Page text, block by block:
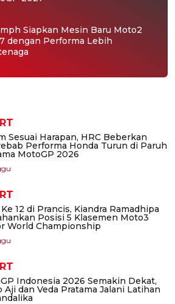
Siapkan Mesin Baru Moto2
dengan Performa Lebih
Sesuai Harapan, HRC Beberkan
Performa Honda Turun di Paruh
MotoGP 2026
12 di Prancis, Kiandra Ramadhipa
Posisi 5 Klasemen Moto3
World Championship
Indonesia 2026 Semakin Dekat,
Aji dan Veda Pratama Jalani Latihan